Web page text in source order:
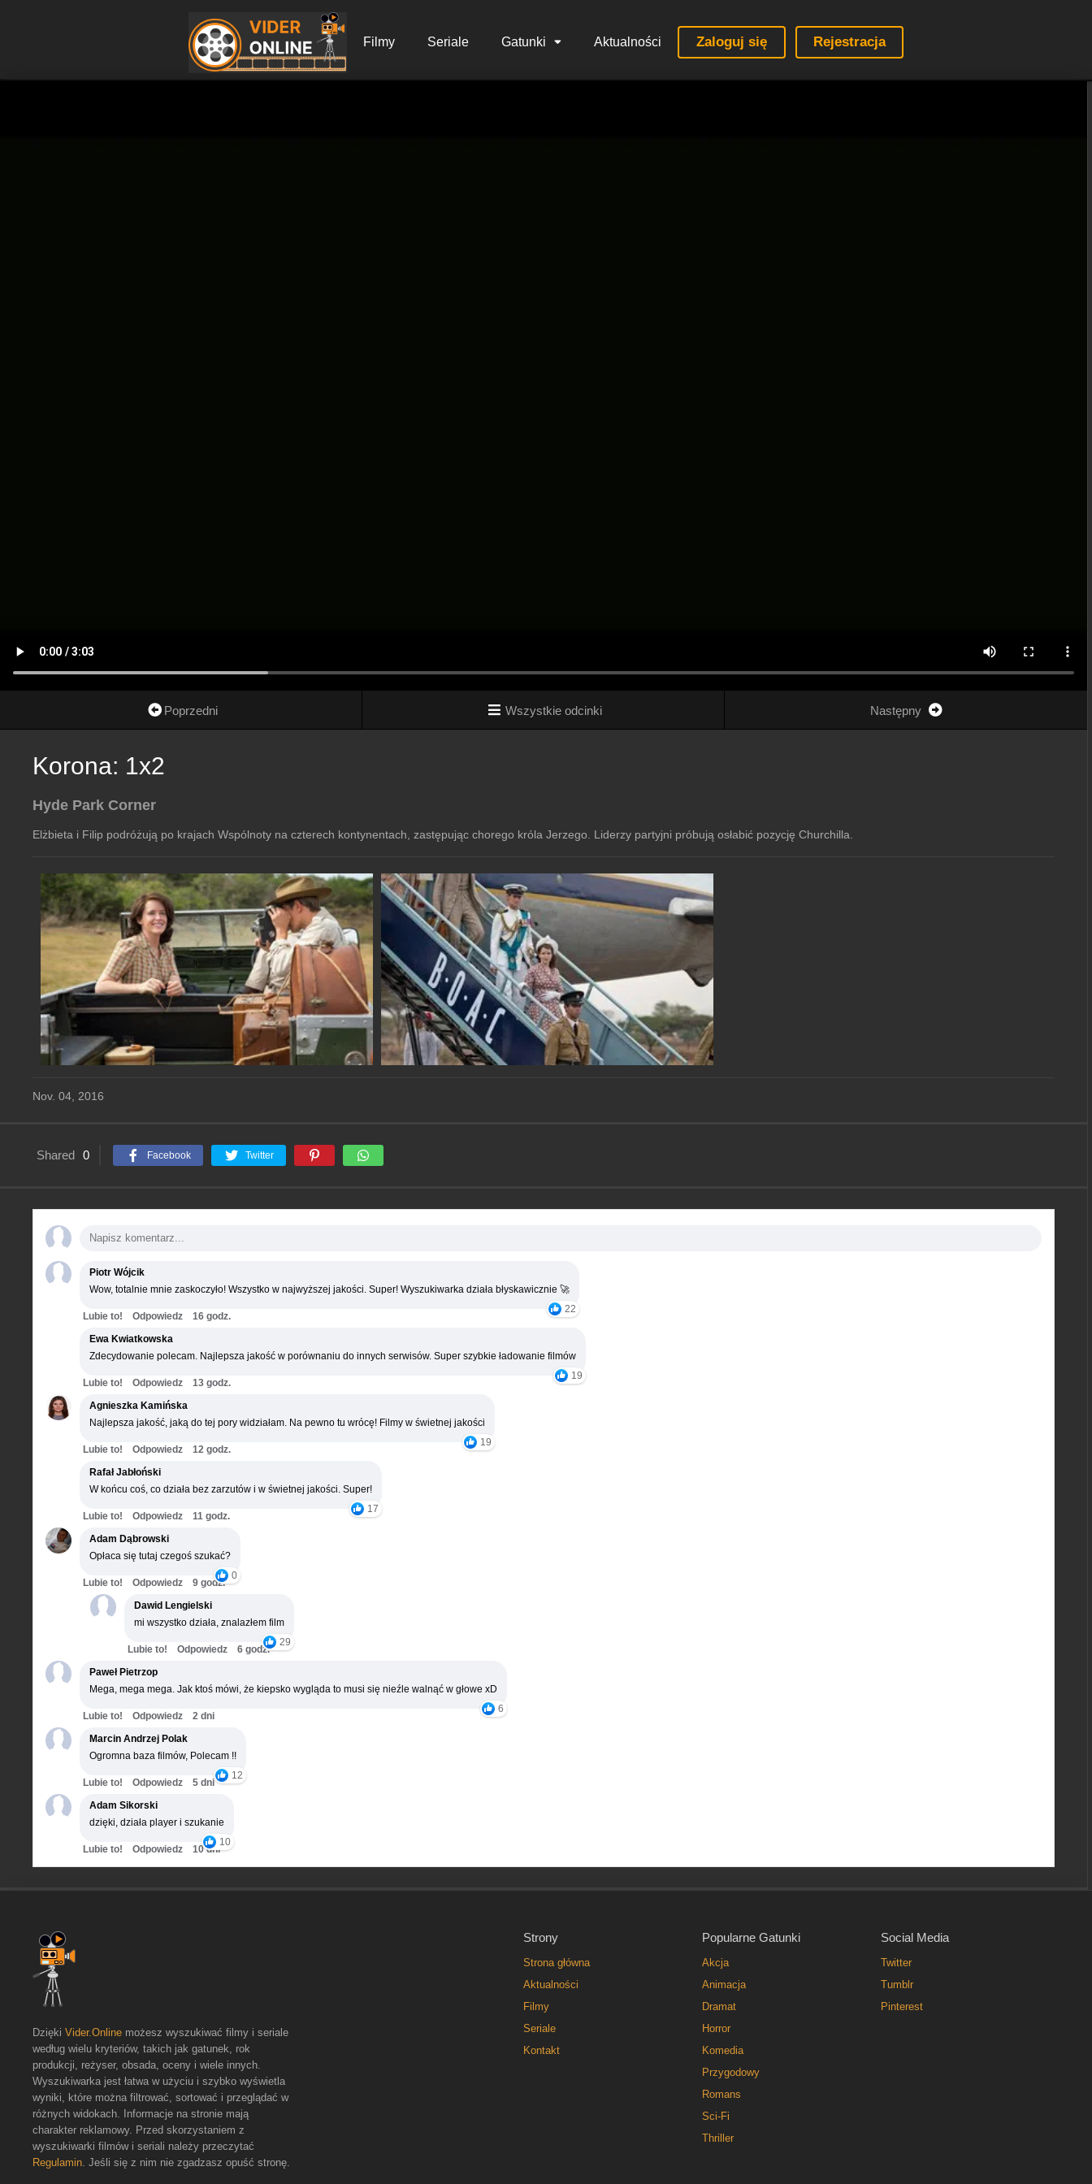
Filmy Seriale Gatunki Aktualności Zaloguj się Rejestracja
Poprzedni Wszystkie odcinki Następny
Korona: 1x2
Hyde Park Corner
Elżbieta i Filip podróżują po krajach Wspólnoty na czterech kontynentach, zastępując chorego króla Jerzego. Liderzy partyjni próbują osłabić pozycję Churchilla.
Nov. 04, 2016
Shared 0 Facebook Twitter
Piotr Wójcik
Wow, totalnie mnie zaskoczyło! Wszystko w najwyższej jakości. Super! Wyszukiwarka działa błyskawicznie 🚀
22
Lubie to! Odpowiedz
16 godz.
Ewa Kwiatkowska
Zdecydowanie polecam. Najlepsza jakość w porównaniu do innych serwisów. Super szybkie ładowanie filmów
19
Lubie to! Odpowiedz
13 godz.
Agnieszka Kamińska
Najlepsza jakość, jaką do tej pory widziałam. Na pewno tu wrócę! Filmy w świetnej jakości
19
Lubie to! Odpowiedz
12 godz.
Rafał Jabłoński
W końcu coś, co działa bez zarzutów i w świetnej jakości. Super!
17
Lubie to! Odpowiedz
11 godz.
Adam Dąbrowski
Opłaca się tutaj czegoś szukać?
0
Lubie to! Odpowiedz
9 godz.
Dawid Lengielski
mi wszystko działa, znalazłem film
29
Lubie to! Odpowiedz
6 godz.
Paweł Pietrzop
Mega, mega mega. Jak ktoś mówi, że kiepsko wygląda to musi się nieźle walnąć w głowe xD
6
Lubie to! Odpowiedz
2 dni
Marcin Andrzej Polak
Ogromna baza filmów, Polecam !!
12
Lubie to! Odpowiedz
5 dni
Adam Sikorski
dzięki, działa player i szukanie
10
Lubie to! Odpowiedz 10 dni
Strony
Strona główna
Aktualności
Filmy
Seriale
Kontakt
Popularne Gatunki
Akcja
Animacja
Dramat
Horror
Komedia
Przygodowy
Romans
Sci-Fi
Thriller
Social Media
Twitter
Tumblr
Pinterest
Dzięki Vider.Online możesz wyszukiwać filmy i seriale
według wielu kryteriów, takich jak gatunek, rok
produkcji, reżyser, obsada, oceny i wiele innych.
Wyszukiwarka jest łatwa w użyciu i szybko wyświetla
wyniki, które można filtrować, sortować i przeglądać w
różnych widokach. Informacje na stronie mają
charakter reklamowy. Przed skorzystaniem z
wyszukiwarki filmów i seriali należy przeczytać
Regulamin . Jeśli się z nim nie zgadzasz opuść stronę.